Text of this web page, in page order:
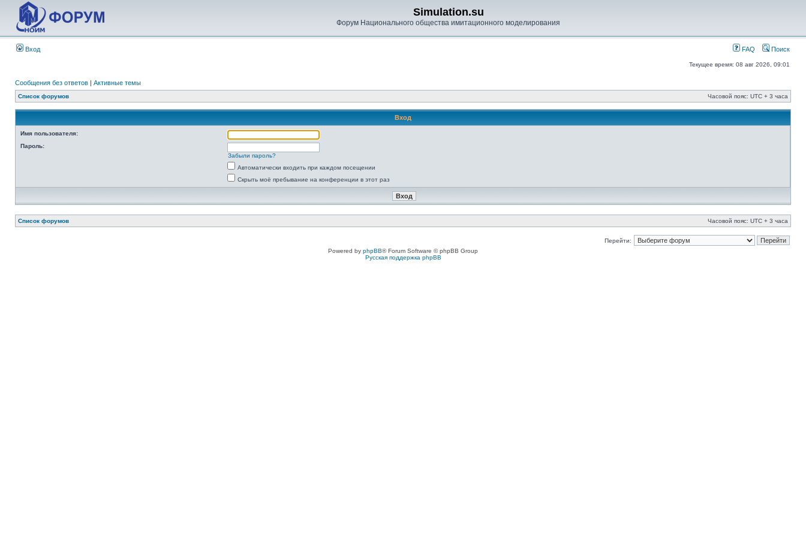
Simulation.su
Форум Национального общества имитационного моделирования
Вход FAQ Поиск
Текущее время: 08 авг 2026, 09:01
Сообщения без ответов | Активные темы
Список форумов Часовой пояс: UTC + 3 часа
Вход
Имя пользователя:
Пароль:
Забыли пароль?
Автоматически входить при каждом посещении
Скрыть моё пребывание на конференции в этот раз
Список форумов Часовой пояс: UTC + 3 часа
Перейти:
Powered by phpBB® Forum Software © phpBB Group
Русская поддержка phpBB